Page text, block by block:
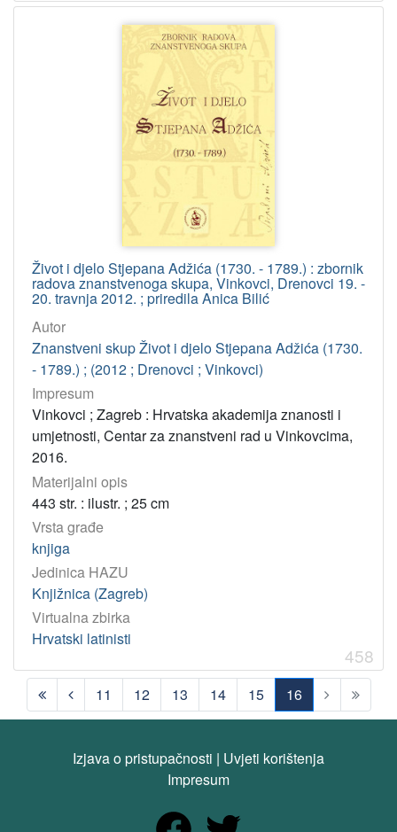
Život i djelo Stjepana Adžića (1730. - 1789.) : zbornik
radova znanstvenoga skupa, Vinkovci, Drenovci 19. -
20. travnja 2012. ; priredila Anica Bilić
Autor
Znanstveni skup Život i djelo Stjepana Adžića (1730.
- 1789.) ; (2012 ; Drenovci ; Vinkovci)
Impresum
Vinkovci ; Zagreb : Hrvatska akademija znanosti i
umjetnosti, Centar za znanstveni rad u Vinkovcima,
2016.
Materijalni opis
443 str. : ilustr. ; 25 cm
Vrsta građe
knjiga
Jedinica HAZU
Knjižnica (Zagreb)
Virtualna zbirka
Hrvatski latinisti
458
11 12 13 14 15
16
(current)
Izjava o pristupačnosti | Uvjeti korištenja
Impresum